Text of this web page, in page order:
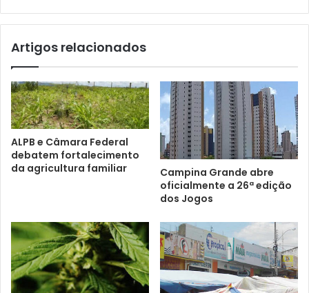
Artigos relacionados
ALPB e Câmara Federal
debatem fortalecimento
da agricultura familiar
Campina Grande abre
oficialmente a 26ª edição
dos Jogos